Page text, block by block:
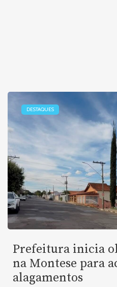
DESTAQUES
Prefeitura inicia
na Montese para
alagamentos